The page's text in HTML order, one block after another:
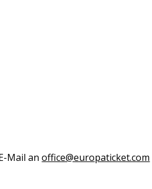
Mail anoffice@europaticket.com